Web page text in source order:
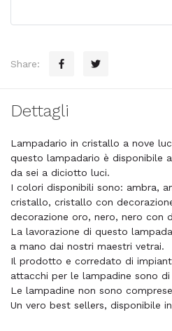
Share:
Dettagli
Lampadario in cristallo a nove
questo lampadario è disponibile
da sei a diciotto luci.
I colori disponibili sono: ambra,
cristallo, cristallo con
decorazione oro, nero, nero con
La lavorazione di questo
a mano dai nostri maestri vetrai.
Il prodotto e corredato di
attacchi per le lampadine sono di
Le lampadine non sono
Un vero best sellers, disponibile